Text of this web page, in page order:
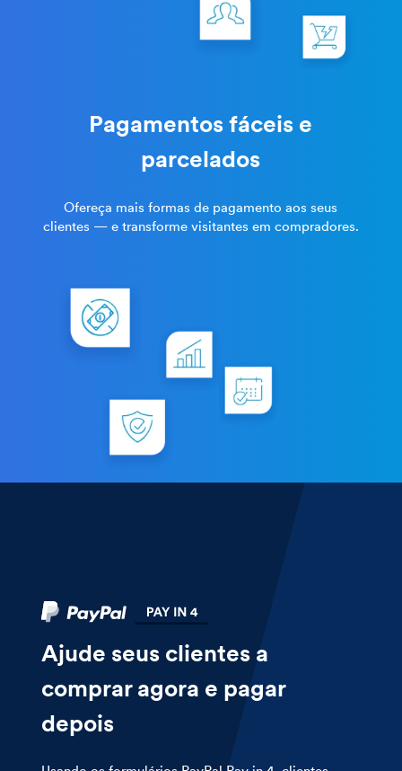
Pagamentos fáceis e
parcelados
Ofereça mais formas de pagamento aos seus
clientes — e transforme visitantes em compradores.
Ajude seus clientes a
comprar agora e pagar
depois